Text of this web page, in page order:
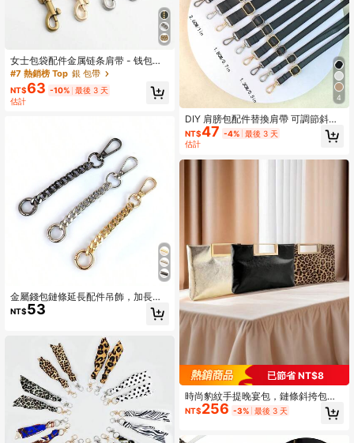
女士包袋配件金属链条肩带 - 钱包手
提包单肩斜挎包链条
#7 熱銷榜 Top 銀 包帶
NT$63 -10% 最後 3 天
估計
金屬錢包鏈條延長配件吊飾，加長版
斜背包肩帶，小包鏈條延長配件
NT$53
4
DIY 肩膀包配件替換肩帶 可調節斜挎
單肩包肩帶 黑金銀色五金配件
NT$47 -4% 最後 3 天
估計
已節省 NT$8
時尚豹紋手提晚宴包，鏈條斜挎包大
容量豹紋時尚翻蓋手提包，適合女士
日常通勤或
NT$256 -3% 最後 3 天